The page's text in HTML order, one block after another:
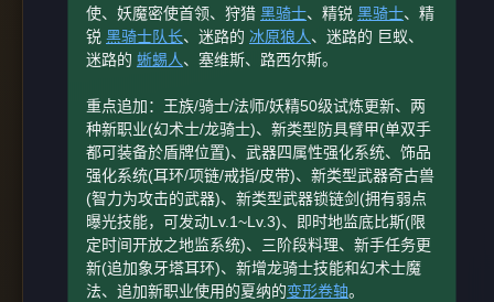
使、妖魔密使首领、狩猎 黑骑士、精锐 黑骑士、精
锐 黑骑士队长、迷路的 冰原狼人、迷路的 巨蚁、
迷路的 蜥蜴人、塞维斯、路西尔斯。
重点追加：王族/骑士/法师/妖精50级试炼更新、两
种新职业(幻术士/龙骑士)、新类型防具臂甲(单双手
都可装备於盾牌位置)、武器四属性强化系统、饰品
强化系统(耳环/项链/戒指/皮带)、新类型武器奇古兽
(智力为攻击的武器)、新类型武器锁链剑(拥有弱点
曝光技能，可发动Lv.1~Lv.3)、即时地监底比斯(限
定时间开放之地监系统)、三阶段料理、新手任务更
新(追加象牙塔耳环)、新增龙骑士技能和幻术士魔
法、追加新职业使用的夏纳的变形卷轴。